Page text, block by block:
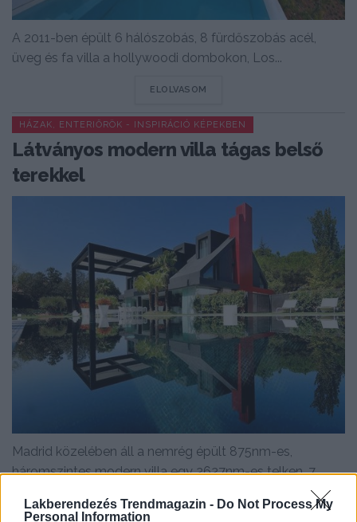
Lakberendezés Trendmagazin - Do Not Process My
Personal Information
A 2011-ben épült 6 hálószobás, 8 fürdőszobás acél,
üveg és fa villa a hollywoodi dombokon, Los...
ELOLVASOM
HÁZAK, ENTERIŐRÖK - INSPIRÁCIÓ KÉPEKBEN
Látványos modern villa tágas belső
terekkel
Madrid közelében áll a nemrég épült 875nm-es,
háromszintes modern villa egy 2627nm-es telken. 7